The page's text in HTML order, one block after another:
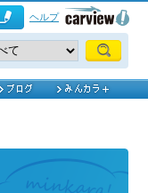
ヘルプ